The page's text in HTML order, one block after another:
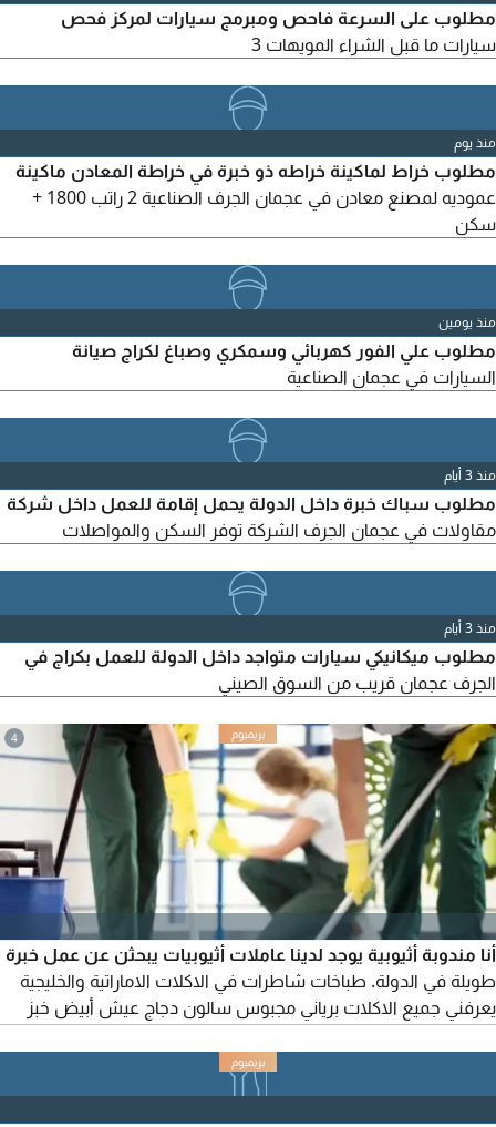
مطلوب على السرعة فاحص ومبرمج سيارات لمركز فحص
سيارات ما قبل الشراء المويهات 3
منذ يوم
مطلوب خراط لماكينة خراطه ذو خبرة في خراطة المعادن ماكينة
عموديه لمصنع معادن في عجمان الجرف الصناعية 2 راتب 1800 +
سكن
منذ يومين
مطلوب علي الفور كهربائي وسمكري وصباغ لكراج صيانة
السيارات في عجمان الصناعية
منذ 3 أيام
مطلوب سباك خبرة داخل الدولة يحمل إقامة للعمل داخل شركة
مقاولات في عجمان الجرف الشركة توفر السكن والمواصلات
منذ 3 أيام
مطلوب ميكانيكي سيارات متواجد داخل الدولة للعمل بكراج في
الجرف عجمان قريب من السوق الصيني
4
أنا مندوبة أثيوبية يوجد لدينا عاملات أثيوبيات يبحثن عن عمل خبرة
طويلة في الدولة. طباخات شاطرات في الاكلات الاماراتية والخليجية
يعرفني جميع الاكلات برياني مجبوس سالون دجاج عيش أبيض خبز
ملابس. ورعاية كبار السن وأصحاب الهمم. أيضا يوجد لدينا عاملات أول
مرة في الامارات فيزة زيارة بأسعار منافسة وبضمان. اتصلوا بنا